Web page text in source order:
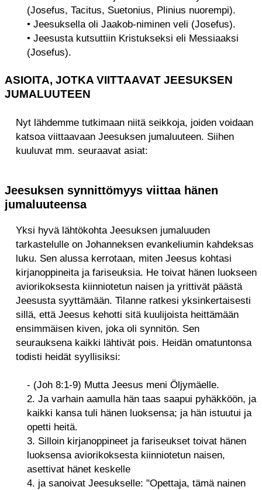
(Josefus, Tacitus, Suetonius, Plinius nuorempi).
• Jeesuksella oli Jaakob-niminen veli (Josefus).
• Jeesusta kutsuttiin Kristukseksi eli Messiaaksi
(Josefus).
ASIOITA, JOTKA VIITTAAVAT JEESUKSEN
JUMALUUTEEN
Nyt lähdemme tutkimaan niitä seikkoja, joiden voidaan
katsoa viittaavaan Jeesuksen jumaluuteen. Siihen
kuuluvat mm. seuraavat asiat:
Jeesuksen synnittömyys viittaa hänen
jumaluuteensa
Yksi hyvä lähtökohta Jeesuksen jumaluuden
tarkastelulle on Johanneksen evankeliumin kahdeksas
luku. Sen alussa kerrotaan, miten Jeesus kohtasi
kirjanoppineita ja fariseuksia. He toivat hänen luokseen
aviorikoksesta kiinniotetun naisen ja yrittivät päästä
Jeesusta syyttämään. Tilanne ratkesi yksinkertaisesti
sillä, että Jeesus kehotti sitä kuulijoista heittämään
ensimmäisen kiven, joka oli synnitön. Sen
seurauksena kaikki lähtivät pois. Heidän omatuntonsa
todisti heidät syyllisiksi:
- (Joh 8:1-9) Mutta Jeesus meni Öljymäelle.
2. Ja varhain aamulla hän taas saapui pyhäkköön, ja
kaikki kansa tuli hänen luoksensa; ja hän istuutui ja
opetti heitä.
3. Silloin kirjanoppineet ja fariseukset toivat hänen
luoksensa aviorikoksesta kiinniotetun naisen,
asettivat hänet keskelle
4. ja sanoivat Jeesukselle: "Opettaja, tämä nainen